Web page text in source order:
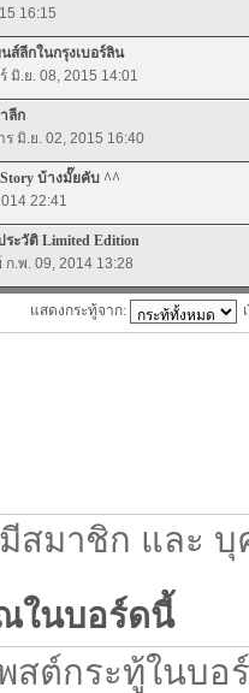
16:15
ส์ลีกในกรุงเบอร์ลิน
มิ.ย. 08, 2015 14:01
ลีก
ร มิ.ย. 02, 2015 16:40
บ้างมั๊ยคับ ^^
22:41
ระวัติ Limited Edition
ก.พ. 09, 2014 13:28
แสดงกระทู้จาก:
สมาชิก และ
ในบอร์ดนี้
สต์กระทู้ในบอ